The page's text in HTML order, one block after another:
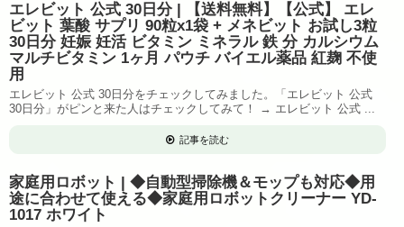
エレビット 公式 30日分 | 【送料無料】【公式】 エレ
ビット 葉酸 サプリ 90粒x1袋 + メネビット お試し3粒
30日分 妊娠 妊活 ビタミン ミネラル 鉄 分 カルシウム
マルチビタミン 1ヶ月 パウチ バイエル薬品 紅麹 不使
用
エレビット 公式 30日分をチェックしてみました。「エレビット 公式
30日分」がピンと来た人はチェックしてみて！ → エレビット 公式 ...
記事を読む
家庭用ロボット | ◆自動型掃除機＆モップも対応◆用
途に合わせて使える◆家庭用ロボットクリーナー YD-
1017 ホワイト